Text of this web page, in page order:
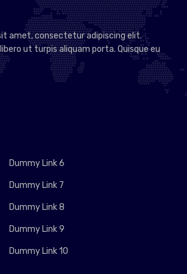
amet, consectetur adipiscing elit.
ut turpis aliquam porta. Quisque eu
Dummy Link 6
Dummy Link 7
Dummy Link 8
Dummy Link 9
Dummy Link 10